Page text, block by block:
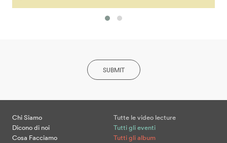
SUBMIT
Chi Siamo
Dicono di noi
Cosa Facciamo
Tutte le video lecture
Tutti gli eventi
Tutti gli album